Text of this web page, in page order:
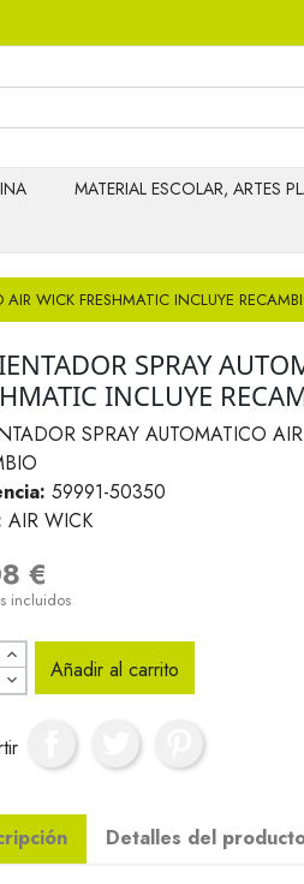
MATERIAL ESCOLAR, ARTES
WICK FRESHMATIC INCLUYE
SPRAY
INCLUYE
SPRAY AUTOMATICO
59991-50350
AIR WICK
€
incluidos
Añadir al carrito
Detalles del